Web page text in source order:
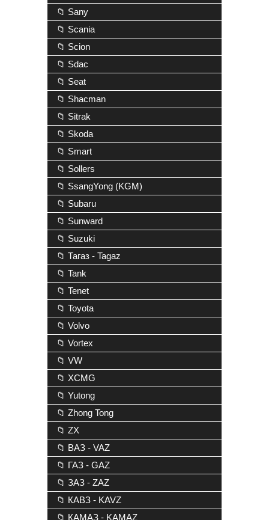
📁 Sany
📁 Scania
📁 Scion
📁 Sdac
📁 Seat
📁 Shacman
📁 Sitrak
📁 Skoda
📁 Smart
📁 Sollers
📁 SsangYong (KGM)
📁 Subaru
📁 Sunward
📁 Suzuki
📁 Тагаз - Tagaz
📁 Tank
📁 Tenet
📁 Toyota
📁 Volvo
📁 Vortex
📁 VW
📁 XCMG
📁 Yutong
📁 Zhong Tong
📁 ZX
📁 ВАЗ - VAZ
📁 ГАЗ - GAZ
📁 ЗАЗ - ZAZ
📁 КАВЗ - KAVZ
📁 КАМАЗ - KAMAZ